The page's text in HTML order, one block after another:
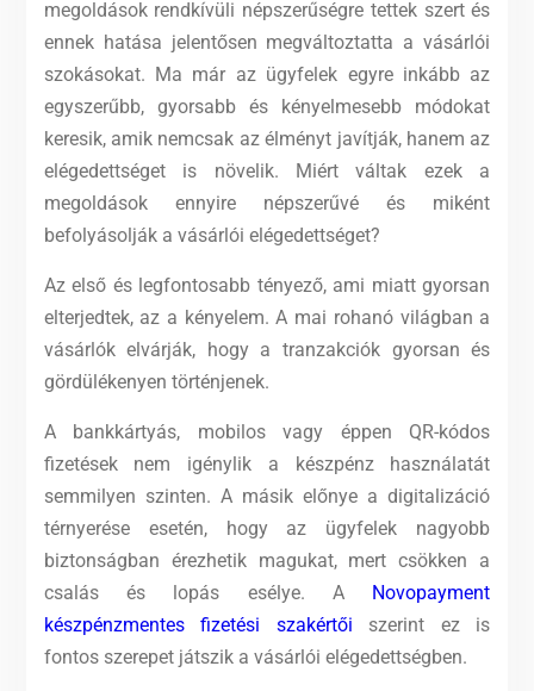
megoldások rendkívüli népszerűségre tettek szert és
ennek hatása jelentősen megváltoztatta a vásárlói
szokásokat. Ma már az ügyfelek egyre inkább az
egyszerűbb, gyorsabb és kényelmesebb módokat
keresik, amik nemcsak az élményt javítják, hanem az
elégedettséget is növelik. Miért váltak ezek a
megoldások ennyire népszerűvé és miként
befolyásolják a vásárlói elégedettséget?
Az első és legfontosabb tényező, ami miatt gyorsan
elterjedtek, az a kényelem. A mai rohanó világban a
vásárlók elvárják, hogy a tranzakciók gyorsan és
gördülékenyen történjenek.
A bankkártyás, mobilos vagy éppen QR-kódos
fizetések nem igénylik a készpénz használatát
semmilyen szinten. A másik előnye a digitalizáció
térnyerése esetén, hogy az ügyfelek nagyobb
biztonságban érezhetik magukat, mert csökken a
csalás és lopás esélye. A Novopayment
készpénzmentes fizetési szakértői szerint ez is
fontos szerepet játszik a vásárlói elégedettségben.